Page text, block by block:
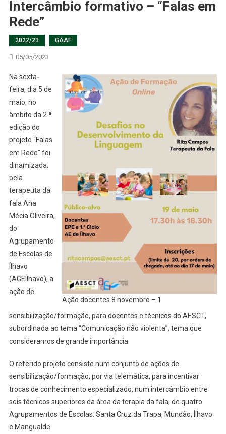
Intercâmbio formativo – “Falas em
Rede”
2022/23 GAAF
05/05/2023
Ação docentes 8 novembro – 1
Na sexta-
feira, dia 5 de
maio, no
âmbito da 2.ª
edição do
projeto “Falas
em Rede” foi
dinamizada,
pela
terapeuta da
fala Ana
Mécia Oliveira,
do
Agrupamento
de Escolas de
Ílhavo
(AGEÍlhavo), a
ação de
sensibilização/formação, para docentes e técnicos do AESCT,
subordinada ao tema “Comunicação não violenta”, tema que
consideramos de grande importância.
O referido projeto consiste num conjunto de ações de
sensibilização/formação, por via telemática, para incentivar
trocas de conhecimento especializado, num intercâmbio entre
seis técnicos superiores da área da terapia da fala, de quatro
Agrupamentos de Escolas: Santa Cruz da Trapa, Mundão, Ílhavo
e Mangualde.